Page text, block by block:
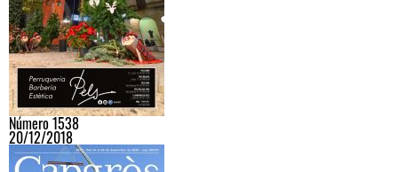
Número 1538
20/12/2018